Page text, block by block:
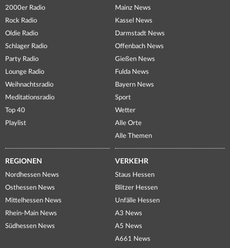
2000er Radio
Rock Radio
Oldie Radio
Schlager Radio
Party Radio
Lounge Radio
Weihnachtsradio
Meditationsradio
Top 40
Playlist
Mainz News
Kassel News
Darmstadt News
Offenbach News
Gießen News
Fulda News
Bayern News
Sport
Wetter
Alle Orte
Alle Themen
REGIONEN
Nordhessen News
Osthessen News
Mittelhessen News
Rhein-Main News
Südhessen News
VERKEHR
Staus Hessen
Blitzer Hessen
Unfälle Hessen
A3 News
A5 News
A661 News